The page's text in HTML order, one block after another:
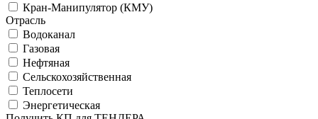
Кран-Манипулятор (КМУ)
Отрасль
Водоканал
Газовая
Нефтяная
Сельскохозяйственная
Теплосети
Энергетическая